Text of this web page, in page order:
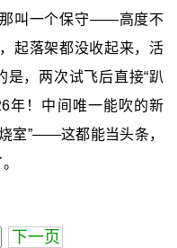
叫一个保守——高度不
起落架都没收起来，活
是，两次试飞后直接“趴
年！中间唯一能吹的新
室”——这都能当头条，
下一页